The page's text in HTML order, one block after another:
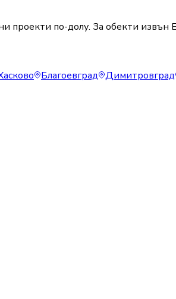
проекти по-долу. За обекти извън
Благоевград Димитровград